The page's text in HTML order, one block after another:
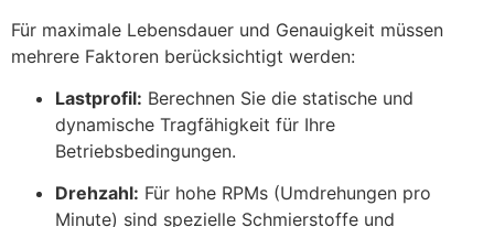
Für maximale Lebensdauer und Genauigkeit müssen
mehrere Faktoren berücksichtigt werden:
Lastprofil: Berechnen Sie die statische und
dynamische Tragfähigkeit für Ihre
Betriebsbedingungen.
Drehzahl: Für hohe RPMs (Umdrehungen pro
Minute) sind spezielle Schmierstoffe und